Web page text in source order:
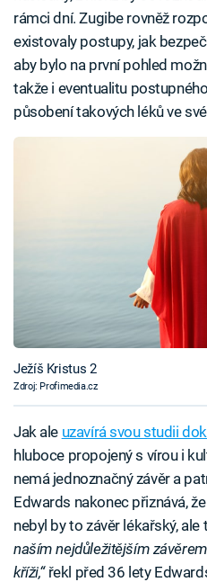
rámci dní. Zugibe rovněž
existovaly postupy, jak
aby bylo na první pohled
takže i eventualitu
působení takových léků ve
Ježíš Kristus 2
Zdroj: Profimedia.cz
Jak ale uzavírá svou studii
hluboce propojený s vírou i
nemá jednoznačný závěr a
Edwards nakonec přiznává,
nebyl by to závěr lékařský,
naším nejdůležitějším
kříži,“řekl před 36 lety